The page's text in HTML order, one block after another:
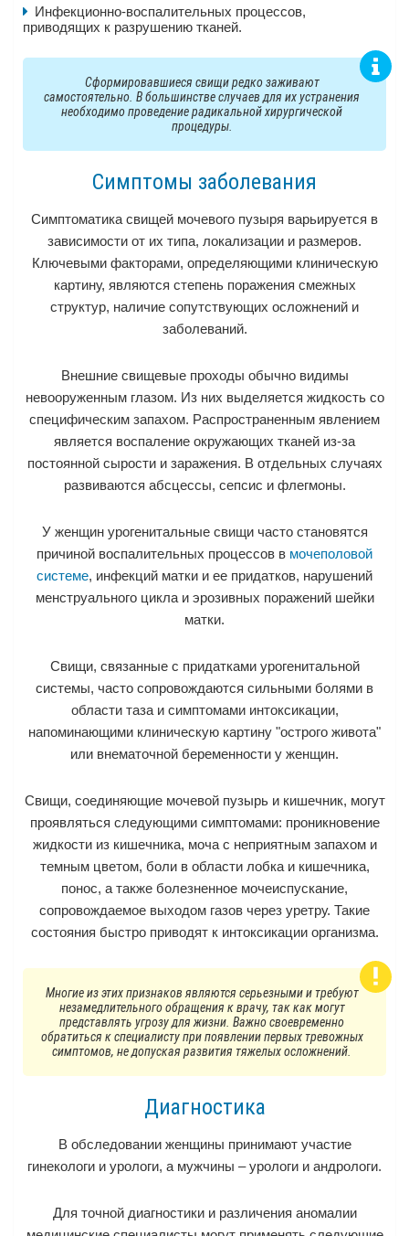
Инфекционно-воспалительных процессов,
приводящих к разрушению тканей.
Сформировавшиеся свищи редко заживают
самостоятельно. В большинстве случаев для их устранения
необходимо проведение радикальной хирургической
процедуры.
Симптомы заболевания
Симптоматика свищей мочевого пузыря варьируется в
зависимости от их типа, локализации и размеров.
Ключевыми факторами, определяющими клиническую
картину, являются степень поражения смежных
структур, наличие сопутствующих осложнений и
заболеваний.
Внешние свищевые проходы обычно видимы
невооруженным глазом. Из них выделяется жидкость со
специфическим запахом. Распространенным явлением
является воспаление окружающих тканей из-за
постоянной сырости и заражения. В отдельных случаях
развиваются абсцессы, сепсис и флегмоны.
У женщин урогенитальные свищи часто становятся
причиной воспалительных процессов в мочеполовой
системе, инфекций матки и ее придатков, нарушений
менструального цикла и эрозивных поражений шейки
матки.
Свищи, связанные с придатками урогенитальной
системы, часто сопровождаются сильными болями в
области таза и симптомами интоксикации,
напоминающими клиническую картину "острого живота"
или внематочной беременности у женщин.
Свищи, соединяющие мочевой пузырь и кишечник, могут
проявляться следующими симптомами: проникновение
жидкости из кишечника, моча с неприятным запахом и
темным цветом, боли в области лобка и кишечника,
понос, а также болезненное мочеиспускание,
сопровождаемое выходом газов через уретру. Такие
состояния быстро приводят к интоксикации организма.
Многие из этих признаков являются серьезными и требуют
незамедлительного обращения к врачу, так как могут
представлять угрозу для жизни. Важно своевременно
обратиться к специалисту при появлении первых тревожных
симптомов, не допуская развития тяжелых осложнений.
Диагностика
В обследовании женщины принимают участие
гинекологи и урологи, а мужчины – урологи и андрологи.
Для точной диагностики и различения аномалии